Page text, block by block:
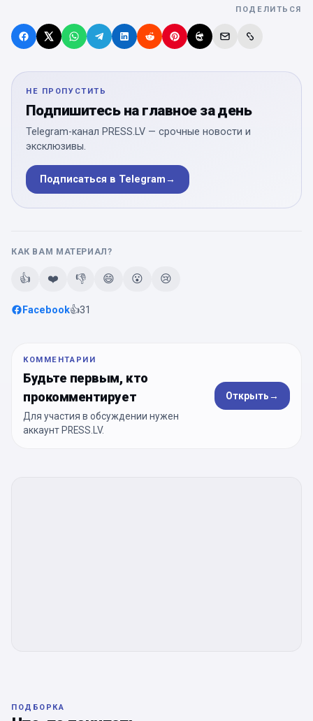
ПОДЕЛИТЬСЯ
НЕ ПРОПУСТИТЬ
Подпишитесь на главное за день
Telegram-канал PRESS.LV — срочные новости и
эксклюзивы.
Подписаться в Telegram→
КАК ВАМ МАТЕРИАЛ?
👍 ❤️ 👎 😄 😮 😢
Facebook👍31
КОММЕНТАРИИ
Будьте первым, кто
прокомментирует
Для участия в обсуждении нужен
аккаунт PRESS.LV.
Открыть→
ПОДБОРКА